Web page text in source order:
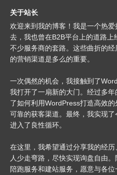
关于站长
欢迎来到我的博客！我是一个热
去，我也曾在B2B平台上的道路
不少服务商的套路。这些曲折的
的营销渠道是多么的重要。
一次偶然的机会，我接触到了
我打开了一扇新的大门。经过多
了如何利用WordPress打造高效
可靠的获客渠道。最终，我实现了
进入了良性循环。
在这里，我希望通过分享我的经
人少走弯路，尽快实现询盘自由
陪跑服务和建站服务，愿意与各位